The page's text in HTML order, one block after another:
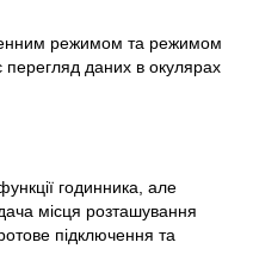
режимом та режимом
перегляд даних в окулярах
годинника, але
місця розташування
підключення та